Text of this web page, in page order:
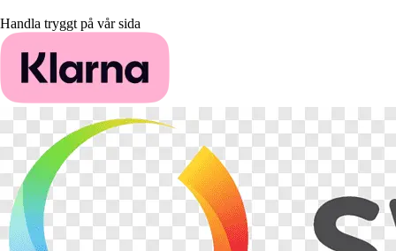
Handla tryggt på vår sida